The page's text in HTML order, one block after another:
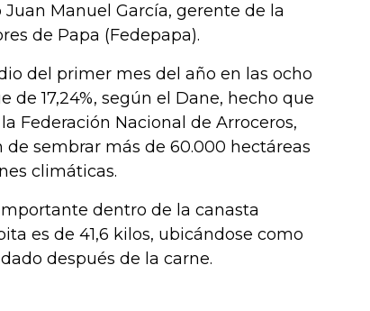
Manuel García, gerente de la
de Papa (Fedepapa).
del primer mes del año en las ocho
17,24%, según el Dane, hecho que
Federación Nacional de Arroceros,
sembrar más de 60.000 hectáreas
climáticas.
dentro de la canasta
es de 41,6 kilos, ubicándose como
después de la carne.